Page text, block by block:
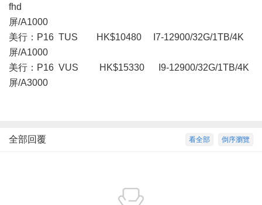
fhd
屏/A1000
美行：P16 TUS HK$10480 I7-12900/32G/1TB/4K
屏/A1000
美行： P16 VUS HK$15330 I9-12900/32G/1TB/4K
屏/A3000
倒序瀏覽
看全部
全部回覆